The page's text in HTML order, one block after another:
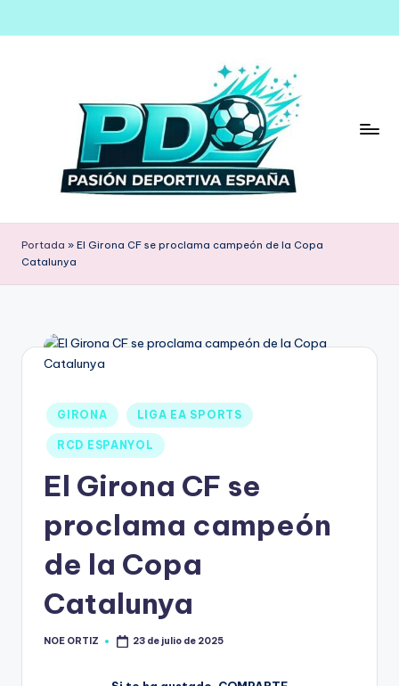
Saltar
Portada » El Girona CF se proclama campeón de la Copa
Catalunya
GIRONA LIGA EA SPORTS
RCD ESPANYOL
El Girona CF se
proclama campeón
de la Copa
Catalunya
NOE ORTIZ 23 de julio de 2025